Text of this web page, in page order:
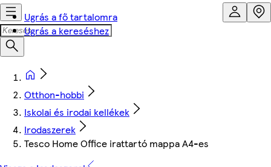
Ugrás a fő tartalomra
Ugrás a kereséshez
Otthon-hobbi
Iskolai és irodai kellékek
Irodaszerek
Tesco Home Office irattartó mappa A4-es